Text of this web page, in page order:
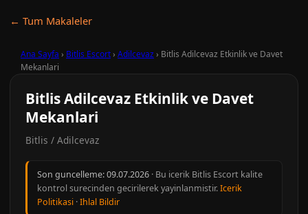
← Tum Makaleler
Ana Sayfa › Bitlis Escort› Adilcevaz› Bitlis Adilcevaz Etkinlik ve Davet
Mekanlari
Bitlis Adilcevaz Etkinlik ve Davet
Mekanlari
Bitlis / Adilcevaz
Son guncelleme:09.07.2026 · Bu icerik Bitlis Escort kalite
kontrol surecinden gecirilerek yayinlanmistir.Icerik
Politikasi ·Ihlal Bildir